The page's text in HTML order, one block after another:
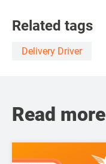
Related tags
Delivery Driver
Read more